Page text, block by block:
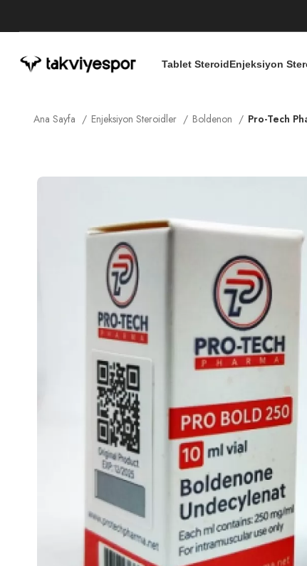
Tablet SteroidEnjeksiyon
Ana Sayfa Enjeksiyon Steroidler Boldenon Pro-Tech